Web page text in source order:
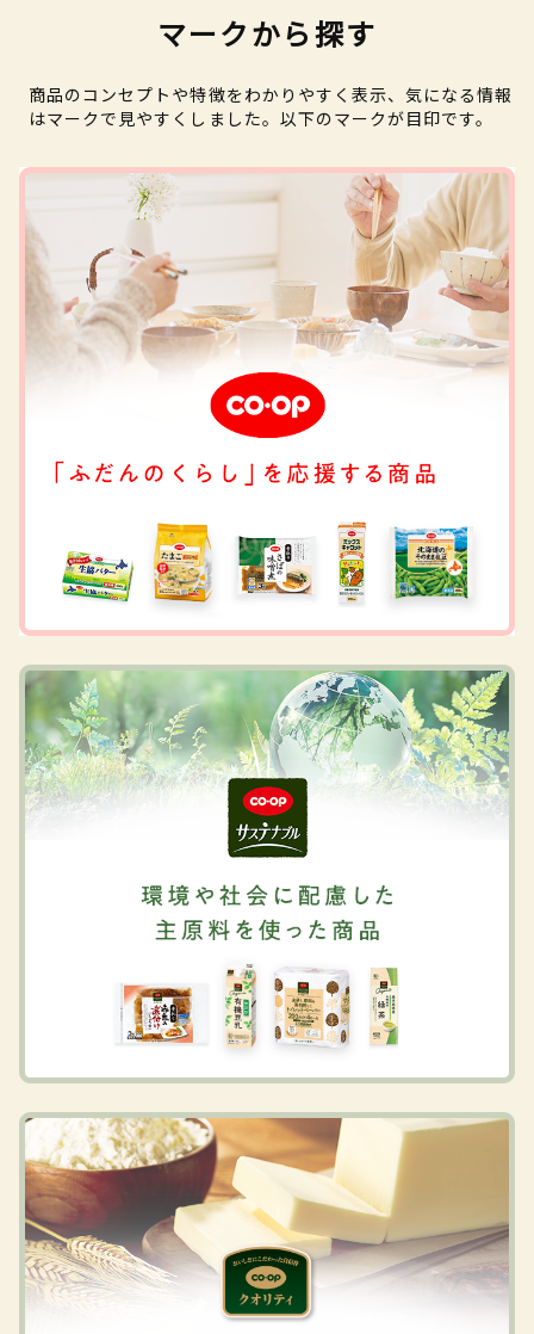
マークから探す
商品のコンセプトや特徴をわかりやすく表示、気になる情報
はマークで見やすくしました。以下のマークが目印です。